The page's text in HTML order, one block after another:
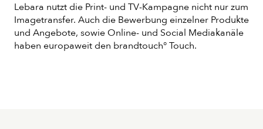
Lebara nutzt die Print- und TV-Kampagne nicht nur zum
Imagetransfer. Auch die Bewerbung einzelner Produkte
und Angebote, sowie Online- und Social Mediakanäle
haben europaweit den brandtouch° Touch.